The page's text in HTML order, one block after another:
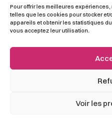
Pour offrir les meilleures
telles que les cookies pour stocker
appareils et obtenir les statistiques
vous acceptez leur utilisation.
Voir les